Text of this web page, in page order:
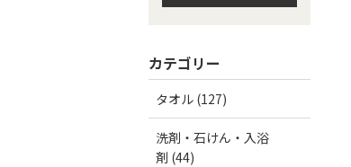
カテゴリー
タオル (127)
洗剤・石けん・入浴
剤 (44)